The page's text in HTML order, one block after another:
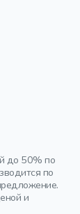
до 50% по
по
и